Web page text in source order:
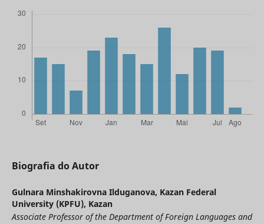
Biografia do Autor
Gulnara Minshakirovna Ilduganova, Kazan Federal
University (KPFU), Kazan
Associate Professor of the Department of Foreign Languages and